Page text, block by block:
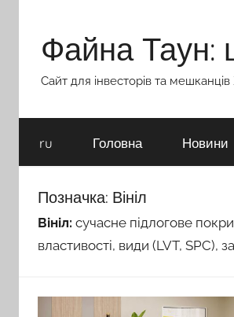
вмістуФайна Таун:
Сайт для інвесторів та
ru Головна Новини
Позначка: Вініл
Вініл: сучасне підлогове
властивості, види (LVT, SPC),